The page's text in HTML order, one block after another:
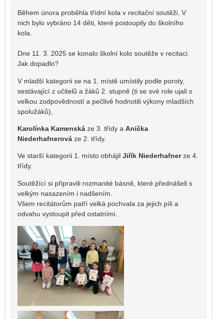
Během února proběhla třídní kola v recitační soutěži. V
nich bylo vybráno 14 děti, které postoupily do školního
kola.
Dne 11. 3. 2025 se konalo školní kolo soutěže v recitaci.
Jak dopadlo?
V mladší kategorii se na 1. místě umístily podle poroty,
sestávající z učitelů a žáků 2. stupně (ti se své role ujali s
velkou zodpovědností a pečlivě hodnotili výkony mladších
spolužáků),
Karolínka Kamenská ze 3. třídy a Anička
Niederhafnerová ze 2. třídy.
Ve starší kategorii 1. místo obhájil Jiřík Niederhafnerze 4.
třídy.
Soutěžící si připravili rozmanité básně, které přednášeli s
velkým nasazením i nadšením.
Všem recitátorům patří velká pochvala za jejich píli a
odvahu vystoupit před ostatními.